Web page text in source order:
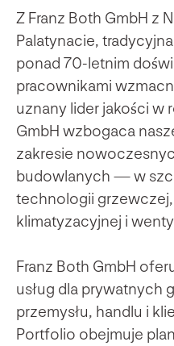
Z Franz Both GmbH z
Palatynacie,
ponad 70-letnim
pracownikami
uznany lider jakości w
GmbH wzbogaca
zakresie
budowlanych — w
technologii
klimatyzacyjnej i
Franz Both GmbH
usług dla prywatnych
przemysłu, handlu i
Portfolio obejmuje